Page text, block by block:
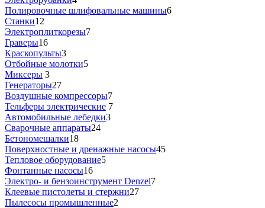
Полировочные шлифовальные машины6
Станки12
Электроплиткорезы7
Граверы16
Краскопульты3
Отбойные молотки5
Миксеры 3
Генераторы27
Воздушные компрессоры7
Тельферы электрические 7
Автомобильные лебедки3
Сварочные аппараты24
Бетономешалки18
Поверхностные и дренажные насосы45
Тепловое оборудование5
Фонтанные насосы16
Электро- и бензоинструмент Denzel7
Клеевые пистолеты и стержни27
Пылесосы промышленные2